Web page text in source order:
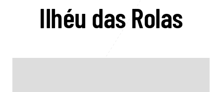
Ilhéu das Rolas